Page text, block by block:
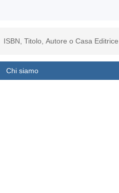
Chi siamo